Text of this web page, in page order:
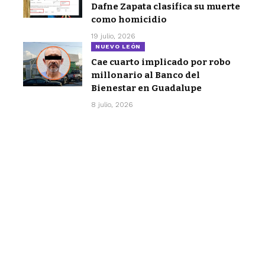
Dafne Zapata clasifica su muerte
como homicidio
19 julio, 2026
NUEVO LEÓN
Cae cuarto implicado por robo
millonario al Banco del
Bienestar en Guadalupe
8 julio, 2026